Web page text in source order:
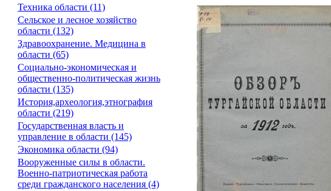
Техника области (11)
Сельское и лесное хозяйство
области (132)
Здравоохранение. Медицина в
области (65)
Социально-экономическая и
общественно-политическая жизнь
области (135)
История,археология,этнография
области (219)
Государственная власть и
управление в области (145)
Экономика области (94)
Вооруженные силы в области.
Военно-патриотическая работа
среди гражданского населения (4)